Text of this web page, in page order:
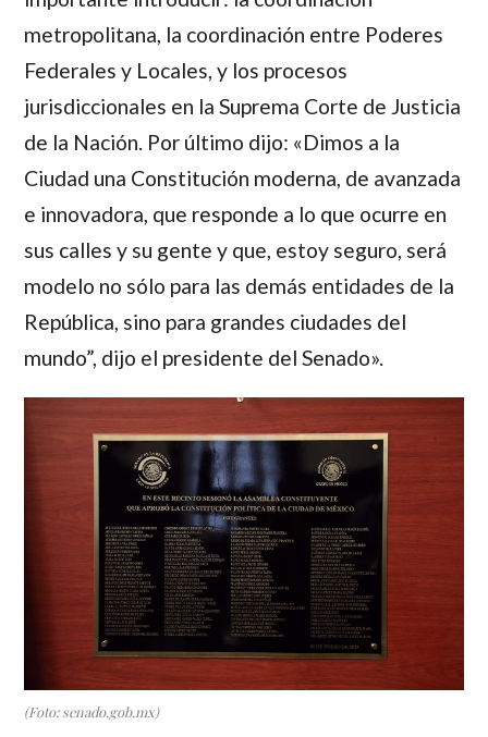
metropolitana, la coordinación entre Poderes
Federales y Locales, y los procesos
jurisdiccionales en la Suprema Corte de Justicia
de la Nación. Por último dijo: «Dimos a la
Ciudad una Constitución moderna, de avanzada
e innovadora, que responde a lo que ocurre en
sus calles y su gente y que, estoy seguro, será
modelo no sólo para las demás entidades de la
República, sino para grandes ciudades del
mundo”, dijo el presidente del Senado».
(Foto: senado.gob.mx)